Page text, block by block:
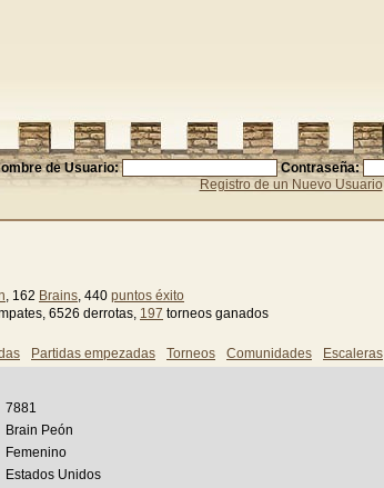
de Usuario:
Contraseña:
Registro de un Nuevo Usuario
, 162 Brains, 440 puntos éxito
6526 derrotas, 197 torneos ganados
Partidas empezadas Torneos Comunidades Escaleras
7881
Brain Peón
Femenino
Estados Unidos